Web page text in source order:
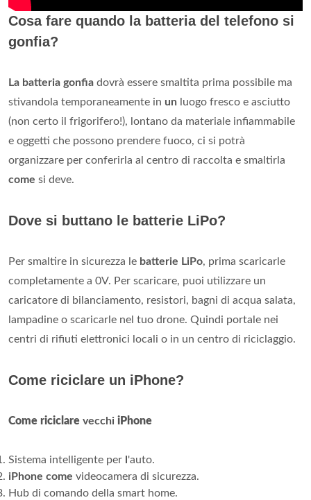
Cosa fare quando la batteria del telefono si
gonfia?
La batteria gonfia dovrà essere smaltita prima possibile ma
stivandola temporaneamente in un luogo fresco e asciutto
(non certo il frigorifero!), lontano da materiale infiammabile
e oggetti che possono prendere fuoco, ci si potrà
organizzare per conferirla al centro di raccolta e smaltirla
come si deve.
Dove si buttano le batterie LiPo?
Per smaltire in sicurezza le batterie LiPo, prima scaricarle
completamente a 0V. Per scaricare, puoi utilizzare un
caricatore di bilanciamento, resistori, bagni di acqua salata,
lampadine o scaricarle nel tuo drone. Quindi portale nei
centri di rifiuti elettronici locali o in un centro di riciclaggio.
Come riciclare un iPhone?
Come riciclare vecchi iPhone
Sistema intelligente per 'auto.
iPhone come videocamera di sicurezza.
Hub di comando della smart home.